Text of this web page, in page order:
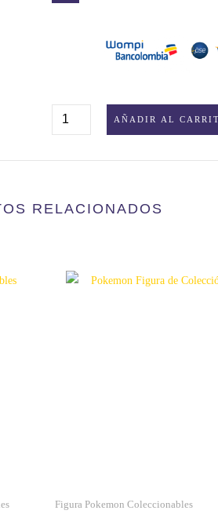
PELUCHE
POKEMON
MEWTWO
AÑADIR AL
RELACIONADOS
Figura Pokemon Coleccionables